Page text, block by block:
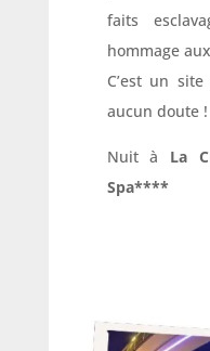
faits
hommage
C’est un
aucun doute !
Nuit à La
Spa****